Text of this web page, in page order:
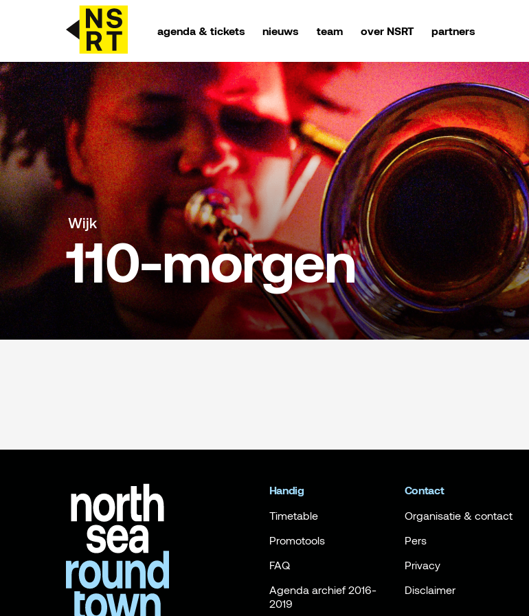
agenda & tickets nieuws team over NSRT partners
agenda & tickets
nieuws
team
over NSRT
partners
Wijk
110-morgen
Handig
Timetable
Promotools
FAQ
Agenda archief 2016-
2019
Contact
Organisatie & contact
Pers
Privacy
Disclaimer